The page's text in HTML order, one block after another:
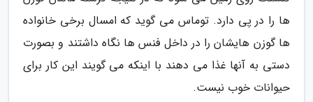
ها را در پی دارد. توماس می گوید که امسال برخی خانواده
ها گوزن هایشان را در داخل فنس ها نگاه داشتند و بصورت
دستی به آنها غذا می دهند با اینکه می گویند این کار برای
حیوانات خوب نیست.